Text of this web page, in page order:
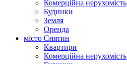
Комерційна нерухомість
Будинки
Земля
Оренда
місто Снятин
Квартири
Комерційна нерухомість